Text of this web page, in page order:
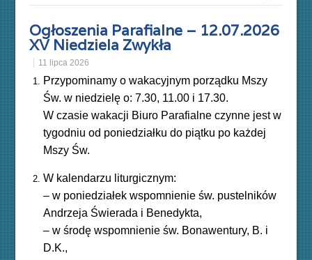
Ogłoszenia Parafialne – 12.07.2026
XV Niedziela Zwykła
11 lipca 2026
Przypominamy o wakacyjnym porządku Mszy
Św. w niedzielę o: 7.30, 11.00 i 17.30.
W czasie wakacji Biuro Parafialne czynne jest w
tygodniu od poniedziałku do piątku po każdej
Mszy Św.
W kalendarzu liturgicznym:
– w poniedziałek wspomnienie św. pustelników
Andrzeja Świerada i Benedykta,
– w środę wspomnienie św. Bonawentury, B. i
D.K.,